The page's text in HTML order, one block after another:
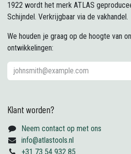
1922 wordt het merk ATLAS
Schijndel. Verkrijgbaar via de vakhandel.
We houden je graag op de hoogte van
ontwikkelingen:
Klant worden?
Neem contact op met ons
info@atlastools.nl
+31 73 54 932 85